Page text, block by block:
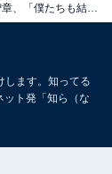
します。知ってる
ット発「知ら（な